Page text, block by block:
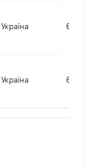
Україна 629252
Україна 625402